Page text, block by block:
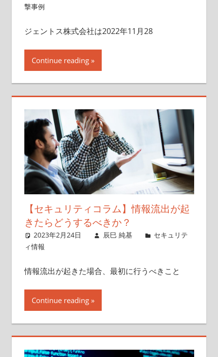
撃事例
ジェントス株式会社は2022年11月28
Continue reading
【セキュリティコラム】情報流出が起
きたらどうするべきか？
2023年2月24日 辰巳 純基
セキュリテ
ィ情報
情報流出が起きた場合、最初に行うべきこと
Continue reading